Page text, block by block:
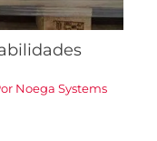
Noega Systems